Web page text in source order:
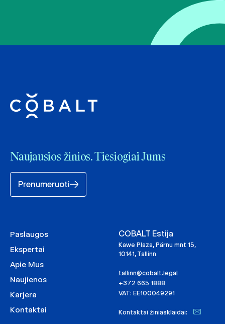
Naujausios žinios. Tiesiogiai Jums
Prenumeruoti
Paslaugos
Ekspertai
Apie Mus
Naujienos
Karjera
Kontaktai
COBALT Estija
Kawe Plaza, Pärnu mnt 15,
10141, Tallinn
tallinn@cobalt.legal
+372 665 1888
VAT: EE100049291
Kontaktai žiniasklaidai: